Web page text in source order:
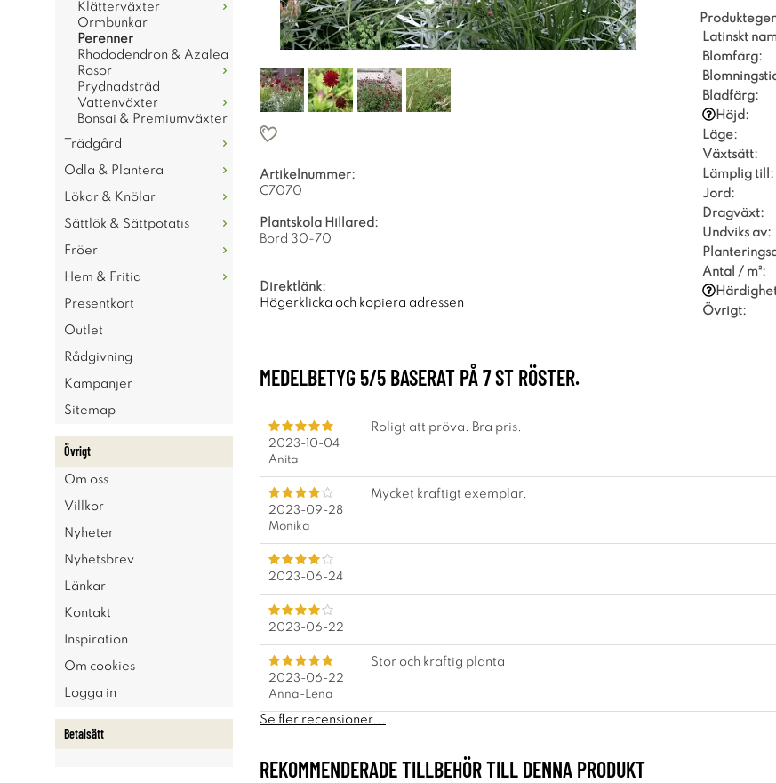
Klätterväxter
Ormbunkar
Perenner
Rhododendron & Azalea
Rosor
Prydnadsträd
Vattenväxter
Bonsai & Premiumväxter
Trädgård
Odla & Plantera
Lökar & Knölar
Sättlök & Sättpotatis
Fröer
Hem & Fritid
Presentkort
Outlet
Rådgivning
Kampanjer
Sitemap
Övrigt
Om oss
Villkor
Nyheter
Nyhetsbrev
Länkar
Kontakt
Inspiration
Om cookies
Logga in
Betalsätt
Latinskt
Blomfärg:
Bladfärg:
Höjd:
Läge:
Växtsätt:
Lämplig till:
Jord:
Dragväxt:
Undviks av:
Antal / m²:
Övrigt:
Artikelnummer:
C7070
Plantskola Hillared:
Bord 30-70
Direktlänk:
Högerklicka och kopiera adressen
MEDELBETYG 5/5 BASERAT PÅ7ST RÖSTER.
2023-10-04
Anita
Roligt att pröva. Bra pris.
2023-09-28
Monika
Mycket kraftigt exemplar.
2023-06-24
2023-06-22
2023-06-22
Anna-Lena
Stor och kraftig planta
Se fler recensioner...
REKOMMENDERADE TILLBEHÖR TILL DENNA PRODUKT